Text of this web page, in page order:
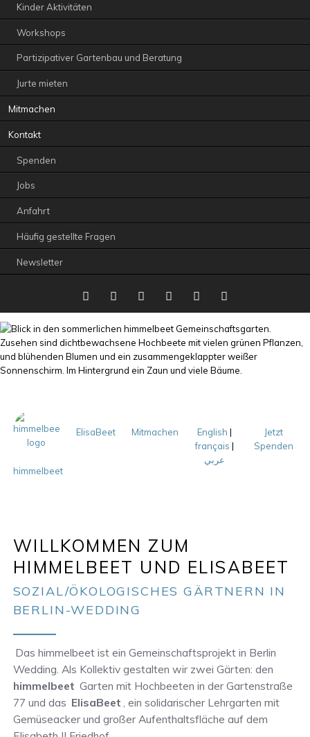
Kinder Aktivitäten
Workshops
Partizipativer Gartenbau und Beratung
Jurte mieten
Mitmachen
Kontakt
Spenden
Jobs
Anfahrt
Häufig gestellte Fragen
Newsletter
FacebookTwitterInstagramYouTubeRSS Newsletter
himmelbeet
ElisaBeet Mitmachen English |
français |
عربي
Jetzt
Spenden
WILLKOMMEN ZUM
HIMMELBEET UND ELISABEET
SOZIAL/ÖKOLOGISCHES GÄRTNERN IN
BERLIN-WEDDING
Das himmelbeet ist ein Gemeinschaftsprojekt in Berlin
Wedding. Als Kollektiv gestalten wir zwei Gärten: den
himmelbeet Garten mit Hochbeeten in der Gartenstraße
77 und das ElisaBeet , ein solidarischer Lehrgarten mit
Gemüseacker und großer Aufenthaltsfläche auf dem